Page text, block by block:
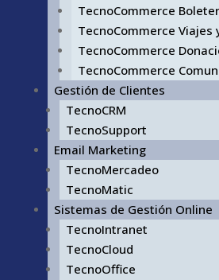
TecnoCommerce
TecnoCommerce Viajes
TecnoCommerce
TecnoCommerce
Gestión de Clientes
TecnoCRM
TecnoSupport
Email Marketing
TecnoMercadeo
TecnoMatic
Sistemas de Gestión Online
TecnoIntranet
TecnoCloud
TecnoOffice